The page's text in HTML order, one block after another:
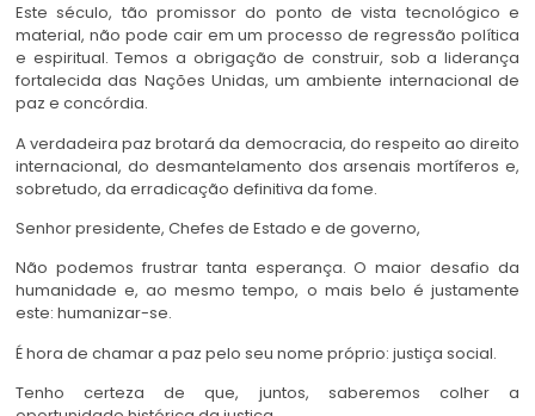
Este século, tão promissor do ponto de vista tecnológico e
material, não pode cair em um processo de regressão política
e espiritual. Temos a obrigação de construir, sob a liderança
fortalecida das Nações Unidas, um ambiente internacional de
paz e concórdia.
A verdadeira paz brotará da democracia, do respeito ao direito
internacional, do desmantelamento dos arsenais mortíferos e,
sobretudo, da erradicação definitiva da fome.
Senhor presidente, Chefes de Estado e de governo,
Não podemos frustrar tanta esperança. O maior desafio da
humanidade e, ao mesmo tempo, o mais belo é justamente
este: humanizar-se.
É hora de chamar a paz pelo seu nome próprio: justiça social.
Tenho certeza de que, juntos, saberemos colher a